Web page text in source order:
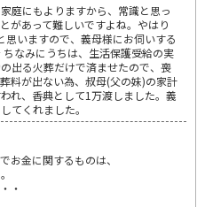
庭にもよりますから、常識と思っ
があって難しいですよね。やはり
思いますので、義母様にお伺いする
なみにうちは、生活保護受給の実
出る火葬だけで済ませたので、喪
料が出ない為、叔母(父の妹)の家計
れ、香典として1万渡しました。義
てくれました。
お金に関するものは、
・